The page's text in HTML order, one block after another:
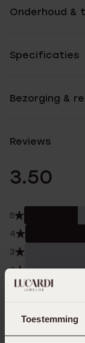
Toestemming
Onderhoud &
Specificaties
Bezorging &
Reviews
3.50
5
4
3
2
Verzameld